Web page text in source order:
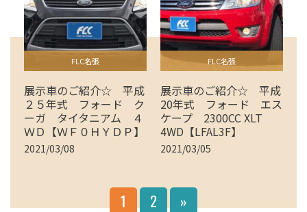
FLC名張
展示車のご紹介☆ 平成
２５年式 フォード ク
ーガ タイタニアム ４
ＷＤ【ＷＦ０ＨＹＤＰ】
2021/03/08
FLC名張
展示車のご紹介☆ 平成
20年式 フォード エス
ケープ 2300CC XLT
4WD【LFAL3F】
2021/03/05
1 2 »